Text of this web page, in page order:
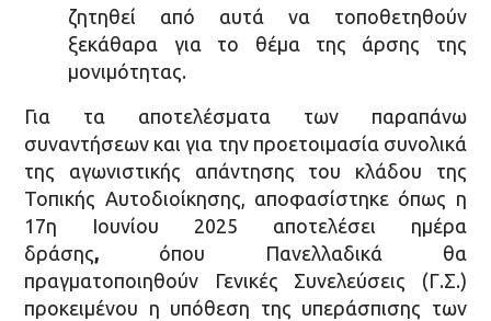
ζητηθεί από αυτά να τοποθετηθούν
ξεκάθαρα για το θέμα της άρσης της
μονιμότητας.
Για τα αποτελέσματα των παραπάνω
συναντήσεων και για την προετοιμασία συνολικά
της αγωνιστικής απάντησης του κλάδου της
Τοπικής Αυτοδιοίκησης, αποφασίστηκε όπως η
17η Ιουνίου 2025 αποτελέσει ημέρα
δράσης, όπου Πανελλαδικά θα
πραγματοποιηθούν Γενικές Συνελεύσεις (Γ.Σ.)
προκειμένου η υπόθεση της υπεράσπισης των